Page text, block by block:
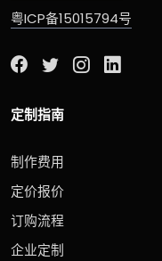
粤ICP备15015794号
定制指南
制作费用
定价报价
订购流程
企业定制